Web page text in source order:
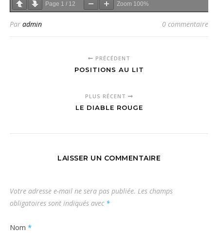
Page 1 / 12 Zoom 100%
Par admin 0 commentaire
PRÉCÉDENT
POSITIONS AU LIT
PLUS RÉCENT
LE DIABLE ROUGE
LAISSER UN COMMENTAIRE
Votre adresse e-mail ne sera pas publiée. Les champs
obligatoires sont indiqués avec *
Nom *